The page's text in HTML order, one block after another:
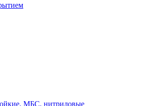
МБС, нитриловые